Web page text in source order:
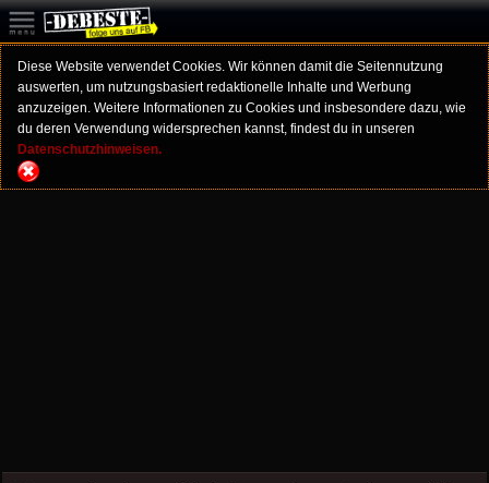
Diese Website verwendet Cookies. Wir können damit die Seitennutzung
auswerten, um nutzungsbasiert redaktionelle Inhalte und Werbung
anzuzeigen. Weitere Informationen zu Cookies und insbesondere dazu, wie
du deren Verwendung widersprechen kannst, findest du in unseren
Datenschutzhinweisen.